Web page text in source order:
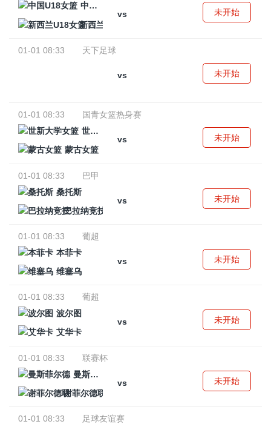
中国U18女篮
vs
新西兰U18女篮
未开始
01-01 08:33 天下足球
vs 未开始
01-01 08:33
国青女篮热身赛
世新大学女篮
vs
蒙古女篮
未开始
01-01 08:33
巴甲
桑托斯
vs
巴拉纳竞技
未开始
01-01 08:33
葡超
本菲卡
vs
维塞乌
未开始
01-01 08:33
葡超
波尔图
vs
艾华卡
未开始
01-01 08:33
联赛杯
曼斯菲尔德
vs
谢菲尔德联
未开始
01-01 08:33
足球友谊赛